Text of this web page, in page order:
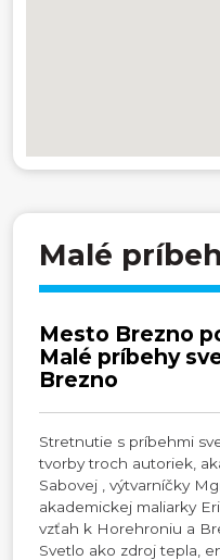
Malé
Mesto Brezno
Malé príbehy
Brezno
Stretnutie s príbehmi
tvorby troch autoriek,
Sabovej , výtvarníčky
akademickej maliarky
vzťah k Horehroniu a
Svetlo ako zdroj tepla,